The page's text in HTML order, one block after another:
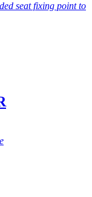
seat fixing point to